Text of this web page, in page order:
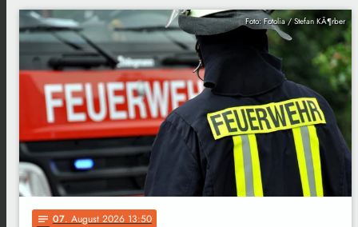
Foto: Fotolia / Stefan KÃ¶rber
notes 07. August 2026 13:50